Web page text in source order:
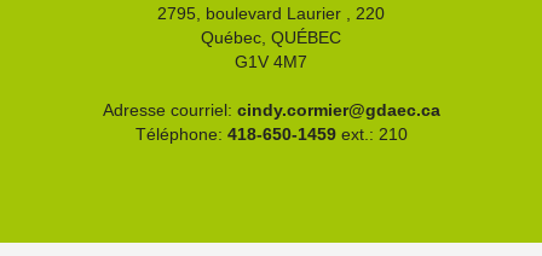
2795, boulevard Laurier , 220
Québec, QUÉBEC
G1V 4M7
Adresse courriel: cindy.cormier@gdaec.ca
Téléphone: 418-650-1459ext.: 210